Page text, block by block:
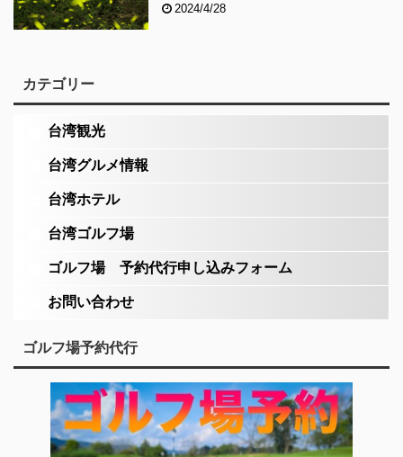
2024/4/28
カテゴリー
台湾観光
台湾グルメ情報
台湾ホテル
台湾ゴルフ場
ゴルフ場 予約代行申し込みフォーム
お問い合わせ
ゴルフ場予約代行